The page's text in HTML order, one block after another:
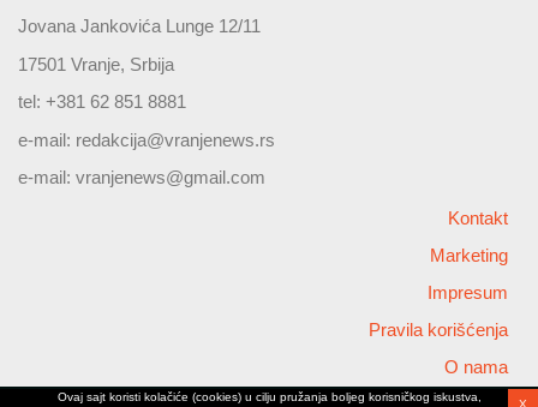
Jovana Jankovića Lunge 12/11
17501 Vranje, Srbija
tel: +381 62 851 8881
e-mail: redakcija@vranjenews.rs
e-mail: vranjenews@gmail.com
Kontakt
Marketing
Impresum
Pravila korišćenja
O nama
Ovaj sajt koristi kolačiće (cookies) u cilju pružanja boljeg korisničkog iskustva,
X